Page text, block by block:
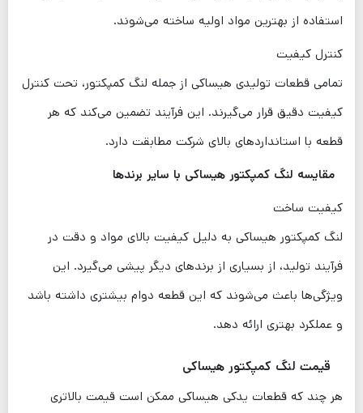
استفاده از بهترین مواد اولیه ساخته می‌شوند.
کنترل کیفیت
تمامی قطعات تولیدی هیساکی از جمله لنگ کمپکتور، تحت کنترل
کیفیت دقیق قرار می‌گیرند. این فرآیند تضمین می‌کند که هر
قطعه با استانداردهای بالای شرکت مطابقت دارد.
مقایسه لنگ کمپکتور هیساکی با سایر برندها
کیفیت ساخت
لنگ کمپکتور هیساکی به دلیل کیفیت بالای مواد و دقت در
فرآیند تولید، از بسیاری از برندهای دیگر پیشی می‌گیرد. این
ویژگی‌ها باعث می‌شوند که این قطعه دوام بیشتری داشته باشد
و عملکرد بهتری ارائه دهد.
قیمت لنگ کمپکتور هیساکی
هر چند که قطعات یدکی هیساکی ممکن است قیمت بالاتری